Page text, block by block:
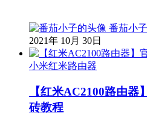
番茄小子
2021年 10月 30日
小米红米路由器
【红米AC2100路由
砖教程